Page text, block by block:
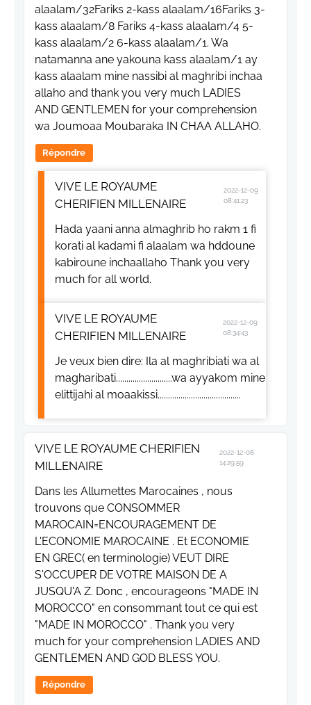
alaalam/32Fariks 2-kass alaalam/16Fariks 3-
kass alaalam/8 Fariks 4-kass alaalam/4 5-
kass alaalam/2 6-kass alaalam/1. Wa
natamanna ane yakouna kass alaalam/1 ay
kass alaalam mine nassibi al maghribi inchaa
allaho and thank you very much LADIES
AND GENTLEMEN for your comprehension
wa Joumoaa Moubaraka IN CHAA ALLAHO.
Répondre
VIVE LE ROYAUME
CHERIFIEN MILLENAIRE
2022-12-09
08:41:23
Hada yaani anna almaghrib ho rakm 1 fi
korati al kadami fi alaalam wa hddoune
kabiroune inchaallaho Thank you very
much for all world.
VIVE LE ROYAUME
CHERIFIEN MILLENAIRE
2022-12-09
08:34:43
Je veux bien dire: Ila al maghribiati wa al
magharibati...........................wa ayyakom mine
elittijahi al moaakissi........................................
VIVE LE ROYAUME CHERIFIEN
MILLENAIRE
2022-12-08
14:29:59
Dans les Allumettes Marocaines , nous
trouvons que CONSOMMER
MAROCAIN=ENCOURAGEMENT DE
L'ECONOMIE MAROCAINE . Et ECONOMIE
EN GREC( en terminologie) VEUT DIRE
S'OCCUPER DE VOTRE MAISON DE A
JUSQU'A Z. Donc , encourageons "MADE IN
MOROCCO" en consommant tout ce qui est
"MADE IN MOROCCO" . Thank you very
much for your comprehension LADIES AND
GENTLEMEN AND GOD BLESS YOU.
Répondre